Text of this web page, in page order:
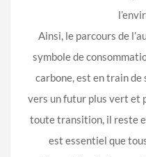
Ainsi, le parcours de
symbole de
carbone, est en train
vers un futur plus vert et
toute transition, il reste
est essentiel que